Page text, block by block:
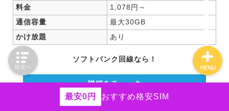
料金
1,078円～
通信容量
最大30GB
かけ放題
あり
ソフトバンク回線なら！
詳細をチェック
最安0円 おすすめ格安SIM
MENU
目次へ